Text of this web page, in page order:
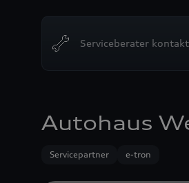
Serviceberater
Autohaus
Servicepartner e-tron